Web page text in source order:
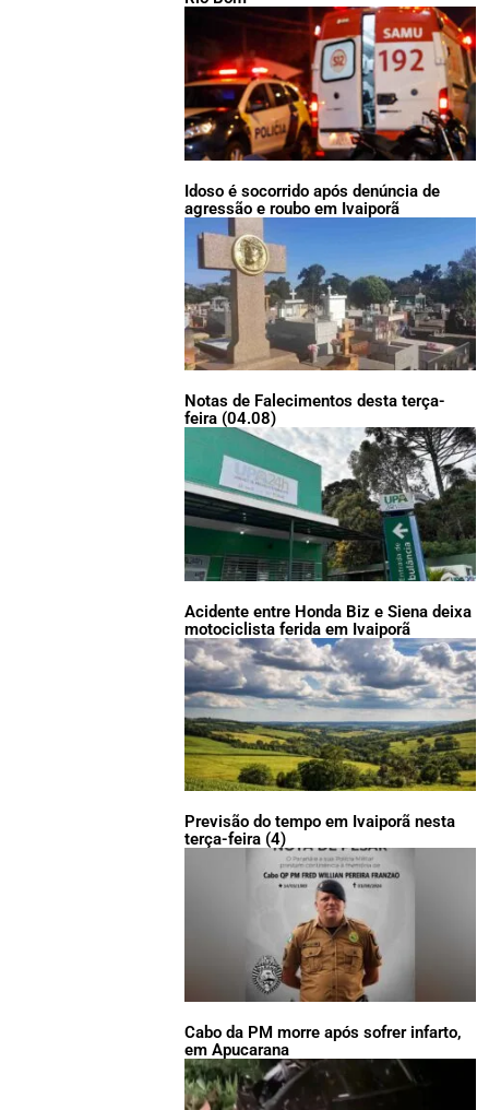
Idoso é socorrido após denúncia de
agressão e roubo em Ivaiporã
Notas de Falecimentos desta terça-
feira (04.08)
Acidente entre Honda Biz e Siena deixa
motociclista ferida em Ivaiporã
Previsão do tempo em Ivaiporã nesta
terça-feira (4)
Cabo da PM morre após sofrer infarto,
em Apucarana